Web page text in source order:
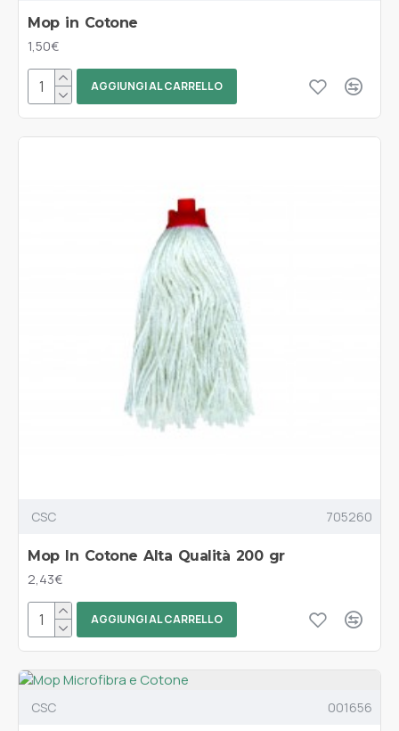
Mop in Cotone
1,50€
AGGIUNGI AL CARRELLO
CSC 705260
Mop In Cotone Alta Qualità 200 gr
2,43€
AGGIUNGI AL CARRELLO
CSC 001656